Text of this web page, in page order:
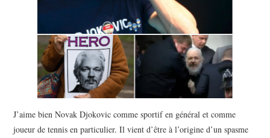
SPORT
J’aime bien Novak Djokovic comme sportif en général et comme
joueur de tennis en particulier. Il vient d’être à l’origine d’un spasme